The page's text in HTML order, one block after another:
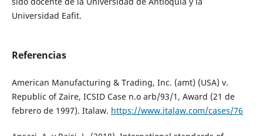
Universidad Eafit.
Referencias
American Manufacturing & Trading, Inc. (amt) (USA) v.
Republic of Zaire, ICSID Case n.o arb/93/1, Award (21 de
febrero de 1997). Italaw. https://www.italaw.com/cases/76